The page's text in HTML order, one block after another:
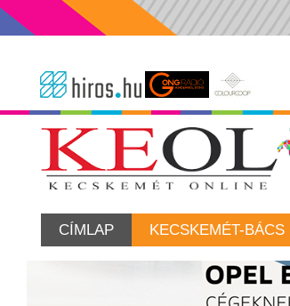
CÍMLAP KECSKEMÉT-BÁCS